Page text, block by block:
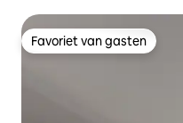
Favoriet van gasten
Favoriet van gasten